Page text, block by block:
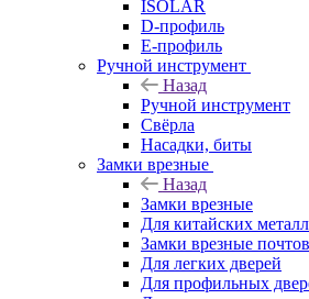
ISOLAR
D-профиль
Е-профиль
Ручной инструмент
Назад
Ручной инструмент
Свёрла
Насадки, биты
Замки врезные
Назад
Замки врезные
Для китайских
Замки врезные
Для легких дверей
Для профильных